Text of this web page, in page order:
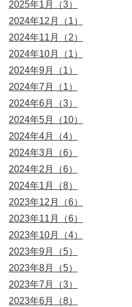
2025年1月（3）
2024年12月（1）
2024年11月（2）
2024年10月（1）
2024年9月（1）
2024年7月（1）
2024年6月（3）
2024年5月（10）
2024年4月（4）
2024年3月（6）
2024年2月（6）
2024年1月（8）
2023年12月（6）
2023年11月（6）
2023年10月（4）
2023年9月（5）
2023年8月（5）
2023年7月（3）
2023年6月（8）